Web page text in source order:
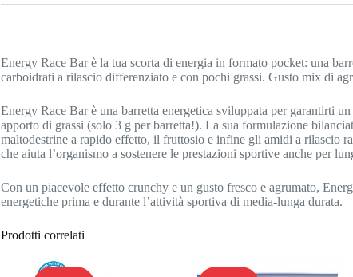
Energy Race Bar è la tua scorta di energia in formato pocket: una
carboidrati a rilascio differenziato e con pochi grassi. Gusto mix di
Energy Race Bar è una barretta energetica sviluppata per garantirti
apporto di grassi (solo 3 g per barretta!). La sua formulazione
maltodestrine a rapido effetto, il fruttosio e infine gli amidi a rilascio
che aiuta l’organismo a sostenere le prestazioni sportive anche per
Con un piacevole effetto crunchy e un gusto fresco e agrumato,
energetiche prima e durante l’attività sportiva di media-lunga durata.
Prodotti correlati